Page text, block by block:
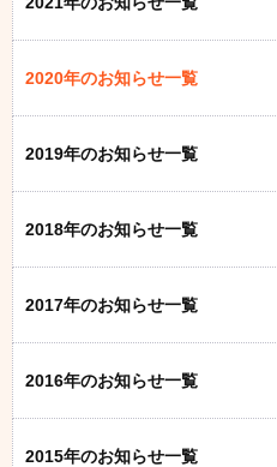
2020年のお知らせ一覧
2019年のお知らせ一覧
2018年のお知らせ一覧
2017年のお知らせ一覧
2016年のお知らせ一覧
2015年のお知らせ一覧